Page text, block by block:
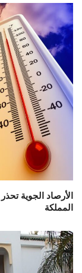
الأرصاد الجوية
المملكة